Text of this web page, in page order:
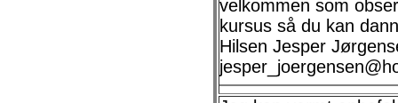
velkommen som
kursus så du kan
Hilsen Jesper